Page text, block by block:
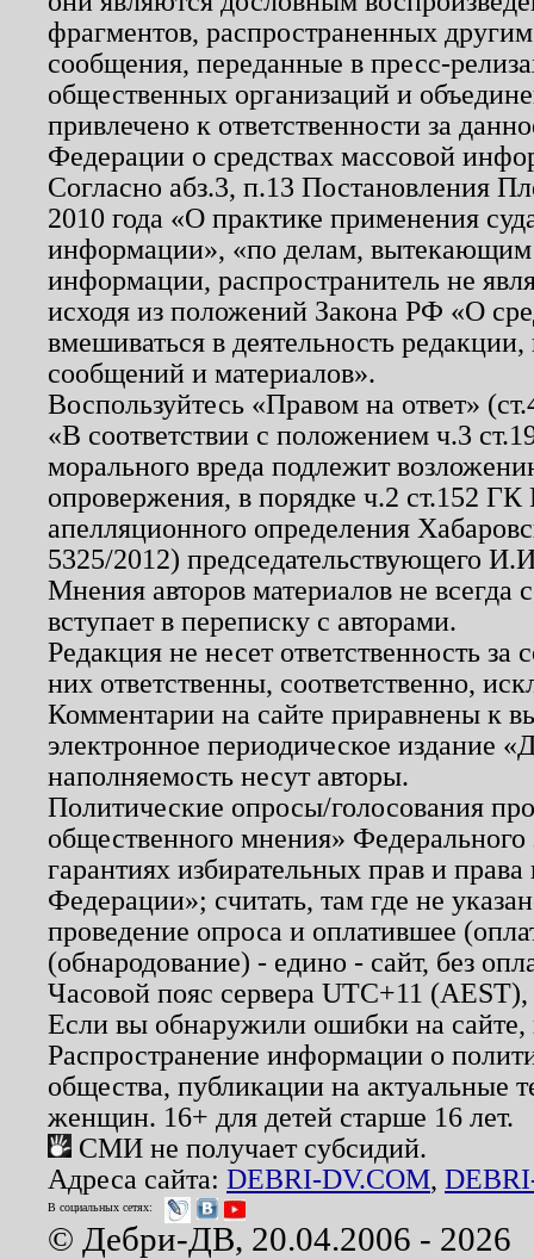
фрагментов, распространенных
сообщения, переданные в пресс-
общественных организаций и
привлечено к ответственности за
Федерации о средствах массовой
Согласно абз.3, п.13 Постановления
2010 года «О практике применения
информации», «по делам, вытекающим
информации, распространитель не
исходя из положений Закона РФ «О
вмешиваться в деятельность
сообщений и материалов».
Воспользуйтесь «Правом на ответ»
«В соответствии с положением ч.3
морального вреда подлежит
опровержения, в порядке ч.2 ст.152
апелляционного определения
5325/2012) председательствующего
Мнения авторов материалов не
вступает в переписку с авторами.
Редакция не несет ответственность
них ответственны, соответственно,
Комментарии на сайте приравнены к
электронное периодическое издание
наполняемость несут авторы.
Политические опросы/голосования
общественного мнения»
гарантиях избирательных прав и
Федерации»; считать, там где не
проведение опроса и оплатившее
(обнародование) - едино - сайт, без
Часовой пояс сервера UTC+11
Если вы обнаружили ошибки на
Распространение информации о
общества, публикации на актуальные
женщин. 16+ для детей старше 16 лет.
СМИ не получает субсидий.
Адреса сайта: DEBRI-DV.COM,
В социальных сетях:
© Дебри-ДВ, 20.04.2006 - 2026